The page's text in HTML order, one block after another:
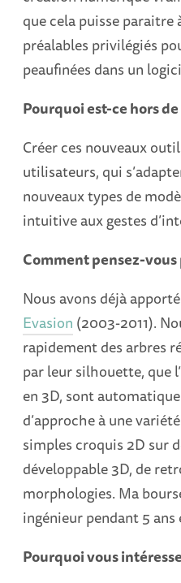
que cela puisse paraitre
préalables privilégiés
peaufinées dans un
Pourquoi est-ce hors
Créer ces nouveaux
utilisateurs, qui
nouveaux types de
intuitive aux gestes
Comment pensez-
Nous avons déjà
Evasion (2003-2011).
rapidement des arbres
par leur silhouette, que
en 3D, sont
d’approche à une
simples croquis 2D sur
développable 3D, de
morphologies. Ma
ingénieur pendant 5
Pourquoi vous